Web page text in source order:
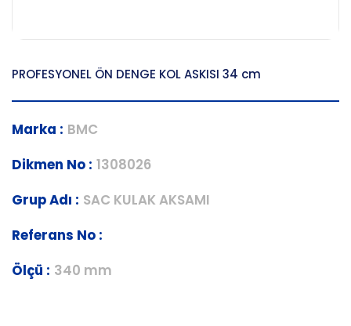
PROFESYONEL ÖN DENGE KOL ASKISI 34 cm
Marka : BMC
Dikmen No : 1308026
Grup Adı : SAC KULAK AKSAMI
Referans No :
Ölçü : 340 mm